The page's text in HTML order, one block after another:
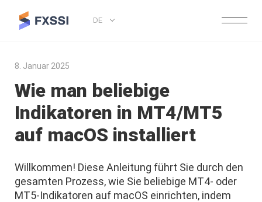
DE
8. Januar 2025
Wie man beliebige
Indikatoren in MT4/MT5
auf macOS installiert
Willkommen! Diese Anleitung führt Sie durch den
gesamten Prozess, wie Sie beliebige MT4- oder
MT5-Indikatoren auf macOS einrichten, indem